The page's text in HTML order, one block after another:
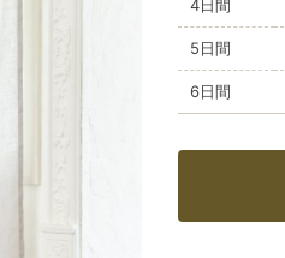
4日間
5日間
6日間